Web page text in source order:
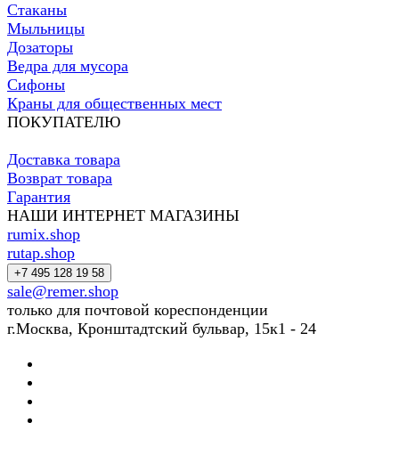
Стаканы
Мыльницы
Дозаторы
Ведра для мусора
Сифоны
Краны для общественных мест
ПОКУПАТЕЛЮ
Доставка товара
Возврат товара
Гарантия
НАШИ ИНТЕРНЕТ МАГАЗИНЫ
rumix.shop
rutap.shop
+7 495 128 19 58
sale@remer.shop
только для почтовой кореспонденции
г.Москва, Кронштадтский бульвар, 15к1 - 24